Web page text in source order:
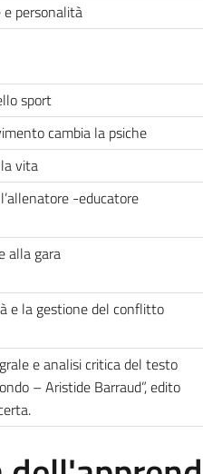
personalità
sport
cambia la psiche
vita
-educatore
alla gara
e la gestione del conflitto
e analisi critica del testo
– Aristide Barraud”, edito